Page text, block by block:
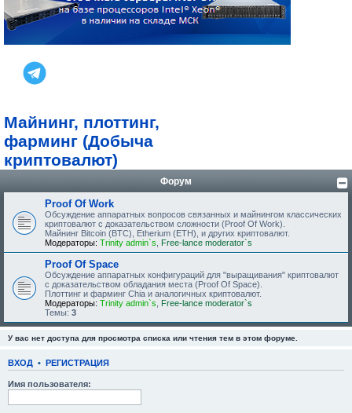
Майнинг, плоттинг,
фарминг (Добыча
криптовалют)
Форум
Proof Of Work
Обсуждение аппаратных вопросов связанных и майнингом классических
криптовалют с доказательством сложности (Proof Of Work).
Майнинг Bitcoin (BTC), Etherium (ETH), и других криптовалют.
Модераторы: Trinity admin`s Free-lance moderator`s
Proof Of Space
Обсуждение аппаратных конфигураций для "выращивания" криптовалют
с доказательством обладания места (Proof Of Space).
Плоттинг и фарминг Chia и аналогичных криптовалют.
Модераторы: Trinity admin`s
Free-lance moderator`s
Темы: 3
У вас нет доступа для просмотра списка или чтения тем в этом форуме.
ВХОД • РЕГИСТРАЦИЯ
Имя пользователя: